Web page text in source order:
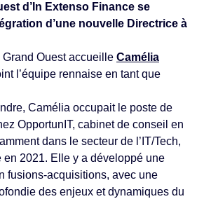
d’In Extenso Finance se
d’une nouvelle Directrice à
Grand Ouest accueille Camélia
l’équipe rennaise en tant que
Camélia occupait le poste de
OpportunIT, cabinet de conseil en
dans le secteur de l’IT/Tech,
en 2021. Elle y a développé une
fusions-acquisitions, avec une
des enjeux et dynamiques du